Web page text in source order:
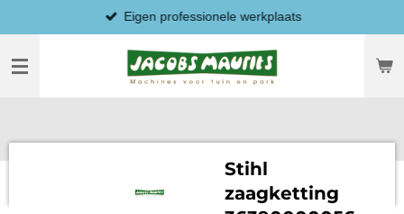
direct
naar
hoofdinhoud
Eigen professionele werkplaats
Stihl
zaagketting